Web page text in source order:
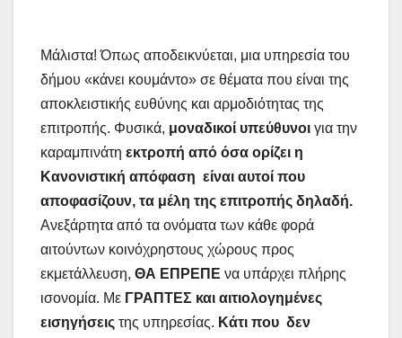
Μάλιστα! Όπως αποδεικνύεται, μια υπηρεσία του
δήμου «κάνει κουμάντο» σε θέματα που είναι της
αποκλειστικής ευθύνης και αρμοδιότητας της
επιτροπής. Φυσικά, μοναδικοί υπεύθυνοι για την
καραμπινάτη εκτροπή από όσα ορίζει η
Κανονιστική απόφαση είναι αυτοί που
αποφασίζουν, τα μέλη της επιτροπής δηλαδή.
Ανεξάρτητα από τα ονόματα των κάθε φορά
αιτούντων κοινόχρηστους χώρους προς
εκμετάλλευση, ΘΑ ΕΠΡΕΠΕ να υπάρχει πλήρης
ισονομία. Με ΓΡΑΠΤΕΣ και αιτιολογημένες
εισηγήσεις της υπηρεσίας. Κάτι που δεν